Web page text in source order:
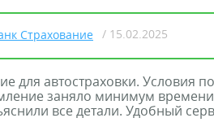
Страхование / 15.02.2025
для автостраховки. Условия
заняло минимум
все детали. Удобный